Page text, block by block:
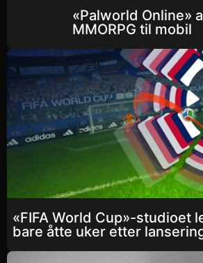
«Palworld Online»
MMORPG til mobil
«FIFA World Cup»-studioet
bare åtte uker etter